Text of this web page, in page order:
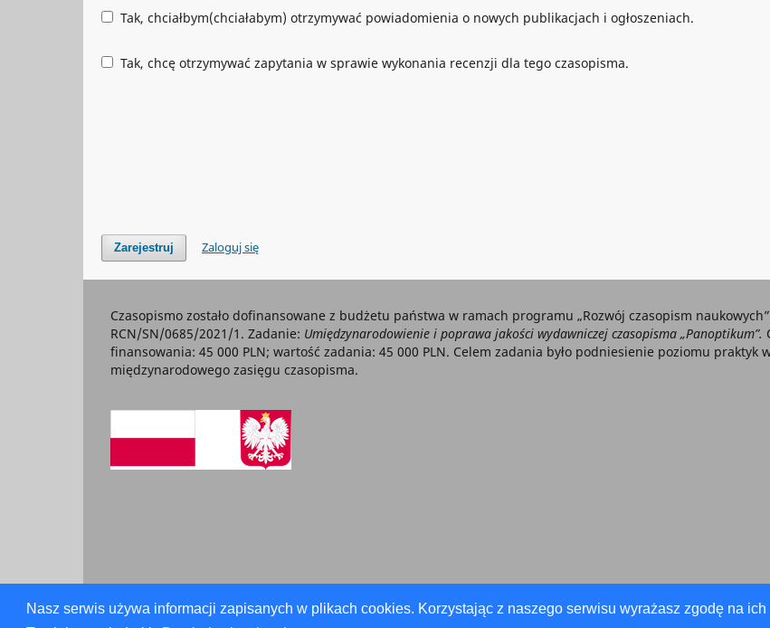
Nasz serwis używa informacji zapisanych w plikach cookies. Korzystając z naszego serwisu wyrażasz zgodę na
Tak, chciałbym(chciałabym) otrzymywać powiadomienia o nowych publikacjach i ogłoszeniach.
Tak, chcę otrzymywać zapytania w sprawie wykonania recenzji dla tego czasopisma.
Zarejestruj Zaloguj się
Czasopismo zostało dofinansowane z budżetu państwa w ramach programu „Rozwój czasopism
RCN/SN/0685/2021/1. Zadanie: Umiędzynarodowienie i poprawa jakości wydawniczej czasopisma „Panoptikum”.
finansowania: 45 000 PLN; wartość zadania: 45 000 PLN. Celem zadania było podniesienie poziomu
międzynarodowego zasięgu czasopisma.